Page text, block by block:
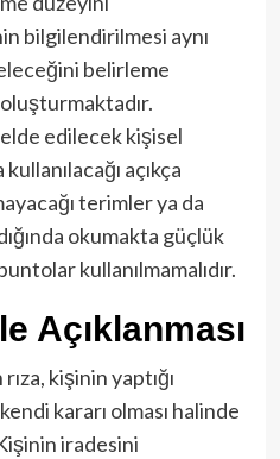
bilgilendirilmesi aynı
belirleme
oluşturmaktadır.
edilecek kişisel
açıkça
terimler ya da
okumakta güçlük
kullanılmamalıdır.
Açıklanması
kişinin yaptığı
kararı olması halinde
iradesini